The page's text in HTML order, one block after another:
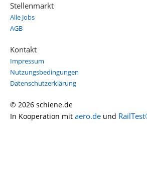
Stellenmarkt
Alle Jobs
AGB
Kontakt
Impressum
Nutzungsbedingungen
Datenschutzerklärung
© 2026 schiene.de
In Kooperation mit aero.de und